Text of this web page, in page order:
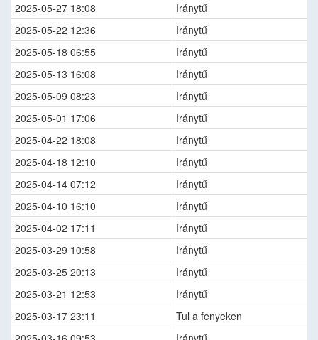
2025-05-27 18:08
Iránytű
2025-05-22 12:36
Iránytű
2025-05-18 06:55
Iránytű
2025-05-13 16:08
Iránytű
2025-05-09 08:23
Iránytű
2025-05-01 17:06
Iránytű
2025-04-22 18:08
Iránytű
2025-04-18 12:10
Iránytű
2025-04-14 07:12
Iránytű
2025-04-10 16:10
Iránytű
2025-04-02 17:11
Iránytű
2025-03-29 10:58
Iránytű
2025-03-25 20:13
Iránytű
2025-03-21 12:53
Iránytű
2025-03-17 23:11
Tul a fenyeken